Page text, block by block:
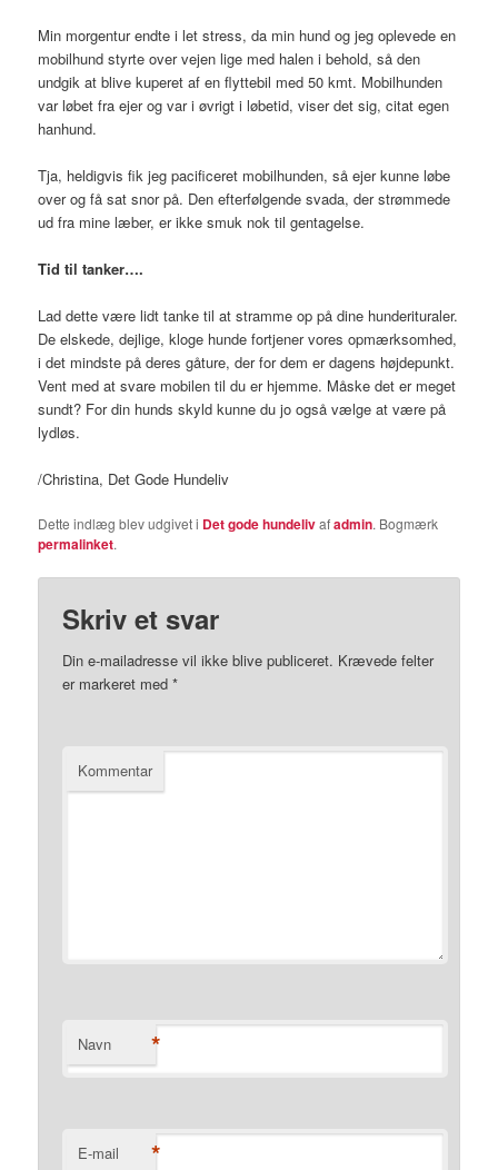
Min morgentur endte i let stress, da min hund og jeg oplevede en
mobilhund styrte over vejen lige med halen i behold, så den
undgik at blive kuperet af en flyttebil med 50 kmt. Mobilhunden
var løbet fra ejer og var i øvrigt i løbetid, viser det sig, citat egen
hanhund.
Tja, heldigvis fik jeg pacificeret mobilhunden, så ejer kunne løbe
over og få sat snor på. Den efterfølgende svada, der strømmede
ud fra mine læber, er ikke smuk nok til gentagelse.
Tid til tanker….
Lad dette være lidt tanke til at stramme op på dine hunderituraler.
De elskede, dejlige, kloge hunde fortjener vores opmærksomhed,
i det mindste på deres gåture, der for dem er dagens højdepunkt.
Vent med at svare mobilen til du er hjemme. Måske det er meget
sundt? For din hunds skyld kunne du jo også vælge at være på
lydløs.
/Christina, Det Gode Hundeliv
Dette indlæg blev udgivet i Det gode hundelivafadmin. Bogmærk
permalinket.
Skriv et svar
Din e-mailadresse vil ikke blive publiceret. Krævede felter
er markeret med*
Kommentar
Navn *
E-mail *